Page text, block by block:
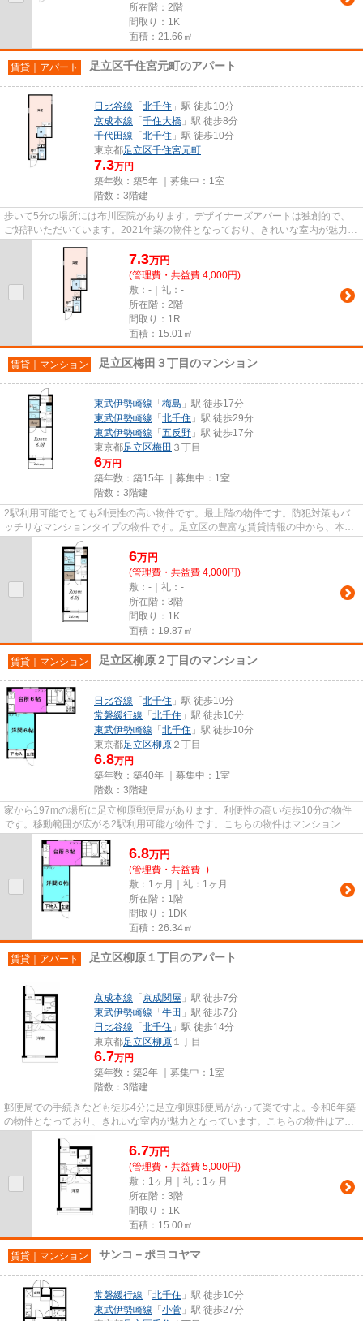
所在階：2階
間取り：1K
面積：21.66㎡
賃貸｜アパート 足立区千住宮元町のアパート
日比谷線 「 北千住 」駅 徒歩10分
京成本線 「 千住大橋 」駅 徒歩8分
千代田線 「 北千住 」駅 徒歩10分
東京都足立区千住宮元町
7.3万円
築年数：築5年 ｜募集中： 1室
階数：3階建
歩いて5分の場所には布川医院があります。デザイナーズアパートは独創的で、
ご好評いただいています。2021年築の物件となっており、きれいな室内が魅力と
7.3万円
(管理費・共益費 4,000円)
敷：-｜礼：-
所在階：2階
間取り：1R
面積：15.01㎡
賃貸｜マンション 足立区梅田３丁目のマンション
東武伊勢崎線 「 梅島 」駅 徒歩17分
東武伊勢崎線 「 北千住 」駅 徒歩29分
東武伊勢崎線 「 五反野 」駅 徒歩17分
東京都足立区梅田 ３丁目
6万円
築年数：築15年 ｜募集中： 1室
階数：3階建
2駅利用可能でとても利便性の高い物件です。最上階の物件です。防犯対策もバ
ッチリなマンションタイプの物件です。足立区の豊富な賃貸情報の中から、本当
に必要な情報を絞ってお届けし...
6万円
(管理費・共益費 4,000円)
敷：-｜礼：-
所在階：3階
間取り：1K
面積：19.87㎡
賃貸｜マンション 足立区柳原２丁目のマンション
日比谷線 「 北千住 」駅 徒歩10分
常磐緩行線 「 北千住 」駅 徒歩10分
東武伊勢崎線 「 北千住 」駅 徒歩10分
東京都足立区柳原 ２丁目
6.8万円
築年数：築40年 ｜募集中： 1室
階数：3階建
家から197mの場所に足立柳原郵便局があります。利便性の高い徒歩10分の物件
です。移動範囲が広がる2駅利用可能な物件です。こちらの物件はマンションで
す。私達VERUSには、経験と知識...
6.8万円
(管理費・共益費 -)
敷：1ヶ月｜礼：1ヶ月
所在階：1階
間取り：1DK
面積：26.34㎡
賃貸｜アパート 足立区柳原１丁目のアパート
京成本線 「 京成関屋 」駅 徒歩7分
東武伊勢崎線 「 牛田 」駅 徒歩7分
日比谷線 「 北千住 」駅 徒歩14分
東京都足立区柳原 １丁目
6.7万円
築年数：築2年 ｜募集中： 1室
階数：3階建
郵便局での手続きなども徒歩4分に足立柳原郵便局があって楽ですよ。令和6年築
の物件となっており、きれいな室内が魅力となっています。こちらの物件はアパ
6.7万円
(管理費・共益費 5,000円)
敷：1ヶ月｜礼：1ヶ月
所在階：3階
間取り：1K
面積：15.00㎡
賃貸｜マンション サンコ－ポヨコヤマ
常磐緩行線 「 北千住 」駅 徒歩10分
東武伊勢崎線 「 小菅 」駅 徒歩27分